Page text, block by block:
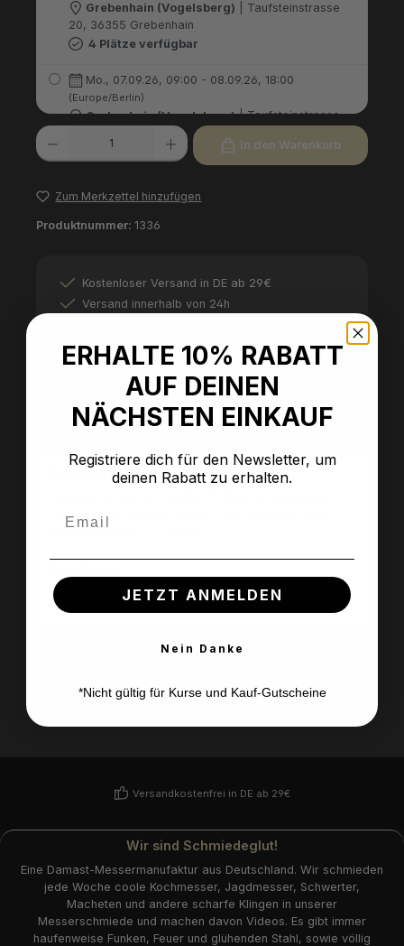
Grebenhain (Vogelsberg) | Taufsteinstrasse
20, 36355 Grebenhain
4 Plätze verfügbar
Mo., 07.09.26, 09:00 - 08.09.26, 18:00
(Europe/Berlin)
Grebenhain (Vogelsberg)| Taufsteinstrasse
20, 36355 Grebenhain
4 Plätze verfügbar
(Europe/Berlin)
Grebenhain (Vogelsberg)
(Europe/Berlin)
20, 36355 Grebenhain
3 Plätze verfügbar
Produkt Anzahl: Gib den gewünschten Wert ein oder benutze die
In den Warenkorb
Zum Merkzettel hinzufügen
Produktnummer: 1336
Kostenloser Versand in DE ab 29€
Versand innerhalb von 24h
Höchste Qualität
Beschreibung
Stahl und Funken! In…
Event-Details
Versandkostenfrei in DE ab 29€
Wir sind Schmiedeglut!
Eine Damast-Messermanufaktur aus Deutschland. Wir schmieden
jede Woche coole Kochmesser, Jagdmesser, Schwerter,
Macheten und andere scharfe Klingen in unserer
Messerschmiede und machen davon Videos. Es gibt immer
haufenweise Funken, Feuer und glühenden Stahl, sowie völlig
ERHALTE 10% RABATT
AUF DEINEN
NÄCHSTEN EINKAUF
Registriere dich für den Newsletter, um
deinen Rabatt zu erhalten.
JETZT ANMELDEN
Nein Danke
*Nicht gültig für Kurse und Kauf-Gutscheine